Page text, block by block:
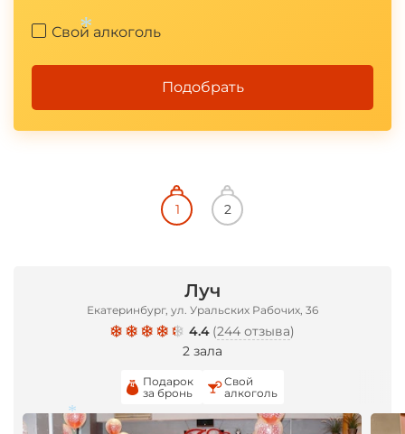
Свой алкоголь
Подобрать
Луч
Екатеринбург, ул. Уральских Рабочих, 36
4.4 (244 отзыва)
2 зала
Подарок
за бронь
Свой
алкоголь